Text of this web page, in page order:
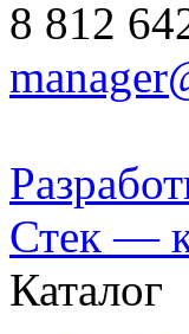
8 812
Стек —
Каталог